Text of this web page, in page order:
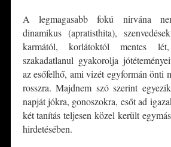
A legmagasabb fokú nirvána
dinamikus (apratisthita),
karmától, korlátoktól mentes
szakadatlanul gyakorolja
az esőfelhő, ami vizét egyformán önti
rosszra. Majdnem szó szerint
napját jókra, gonoszokra, esőt ad
két tanítás teljesen közel került
hirdetésében.